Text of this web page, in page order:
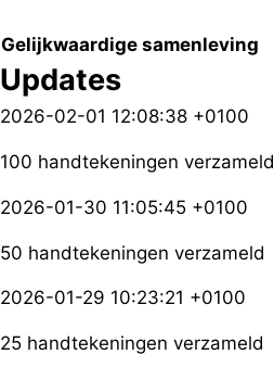
Gelijkwaardige samenleving
Updates
2026-02-01 12:08:38 +0100
100 handtekeningen verzameld
2026-01-30 11:05:45 +0100
50 handtekeningen verzameld
2026-01-29 10:23:21 +0100
25 handtekeningen verzameld